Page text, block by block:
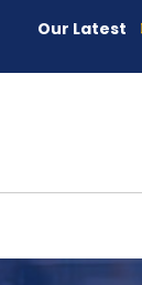
Our Latest